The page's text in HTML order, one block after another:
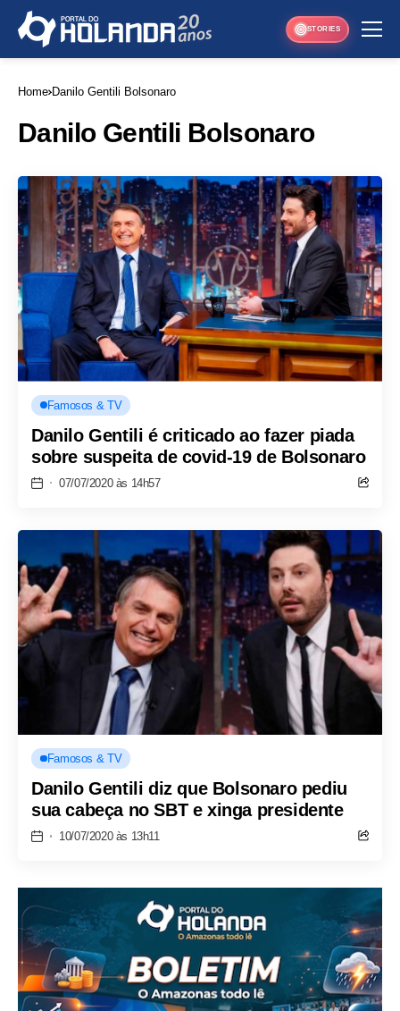
STORIES
Home Danilo Gentili Bolsonaro
Danilo Gentili Bolsonaro
Famosos & TV
Danilo Gentili é criticado ao fazer piada
sobre suspeita de covid-19 de Bolsonaro
07/07/2020 às 14h57
Famosos & TV
Danilo Gentili diz que Bolsonaro pediu
sua cabeça no SBT e xinga presidente
10/07/2020 às 13h11